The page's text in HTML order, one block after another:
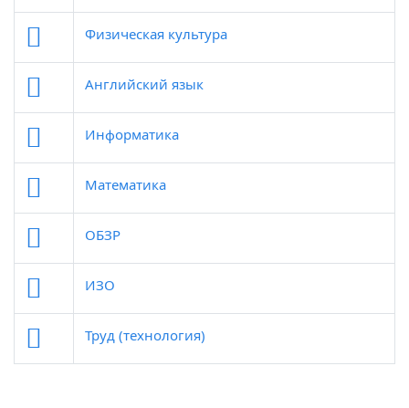
Физическая культура
Английский язык
Информатика
Математика
ОБЗР
ИЗО
Труд (технология)